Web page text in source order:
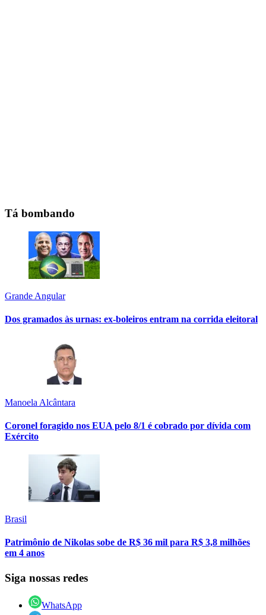
Tá bombando
Grande Angular
Dos gramados às urnas: ex-boleiros entram na corrida eleitoral
Manoela Alcântara
Coronel foragido nos EUA pelo 8/1 é cobrado por dívida com
Exército
Brasil
Patrimônio de Nikolas sobe de R$ 36 mil para R$ 3,8 milhões
em 4 anos
Siga nossas redes
WhatsApp